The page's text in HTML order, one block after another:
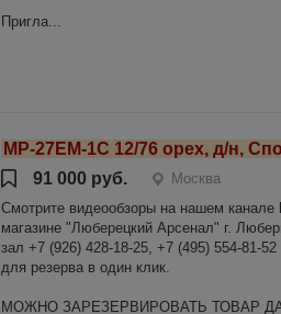
Пригла...
МР-27ЕМ-1С 12/76 орех, д/н,
91 000 руб.
Москва
Смотрите видеообзоры на нашем
магазине "Люберецкий Арсенал" г.
зал +7 (926) 428-18-25, +7 (495) 554-81-
для резерва в один клик.
МОЖНО ЗАРЕЗЕРВИРОВАТЬ ТОВАР